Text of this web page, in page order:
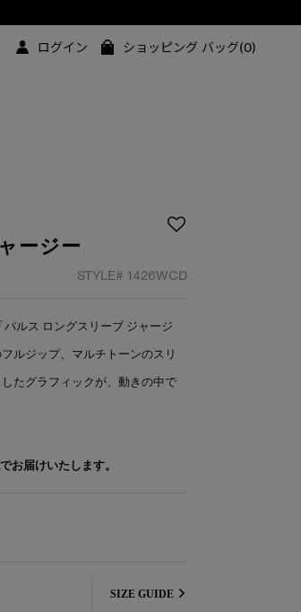
ログイン ショッピング バッグ(0)
ージー
STYLE# 1426WCD
ルス ロングスリーブ ジャージ
ルジップ、マルチトーンのスリ
たグラフィックが、動きの中で
お届けいたします。
SIZE GUIDE